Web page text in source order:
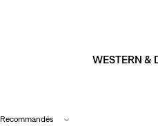
WESTERN &
Recommandés